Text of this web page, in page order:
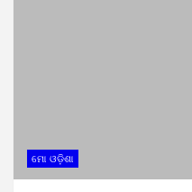
ମୋ ଓଡ଼ିଶା